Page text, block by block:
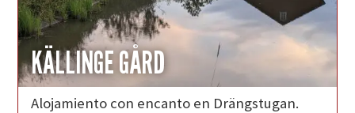
KÄLLINGE GÅRD
Alojamiento con encanto en Drängstugan.